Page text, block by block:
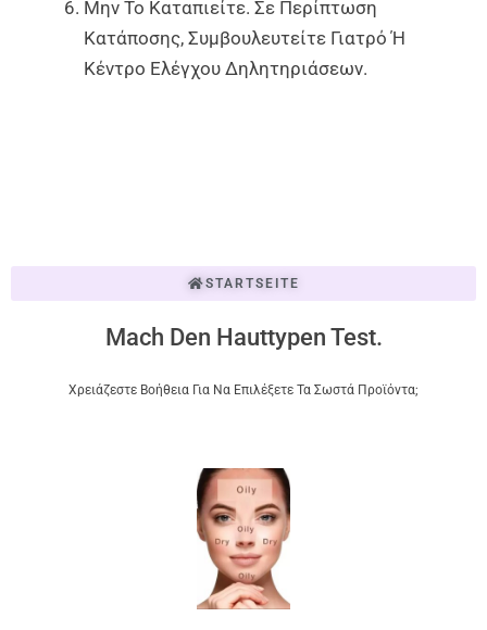
Μην Το Καταπιείτε. Σε Περίπτωση
Κατάποσης, Συμβουλευτείτε Γιατρό Ή
Κέντρο Ελέγχου Δηλητηριάσεων.
STARTSEITE
Mach Den Hauttypen Test.
Χρειάζεστε Βοήθεια Για Να Επιλέξετε Τα Σωστά Προϊόντα;